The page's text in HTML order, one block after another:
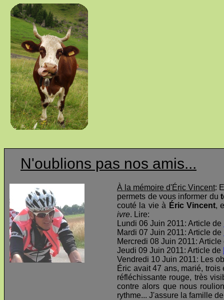
N'oublions pas nos amis...
À la mémoire d'Éric Vincent:
permets de vous informer du
couté la vie à Éric Vincent,
ivre. Lire:
Lundi 06 Juin 2011: Article de
Mardi 07 Juin 2011: Article de
Mercredi 08 Juin 2011:
Jeudi 09 Juin 2011: Article de
Vendredi 10 Juin 2011: Les
Éric avait 47 ans, marié,
réfléchissante rouge, très
contre alors que nous
rythme... J'assure la famille